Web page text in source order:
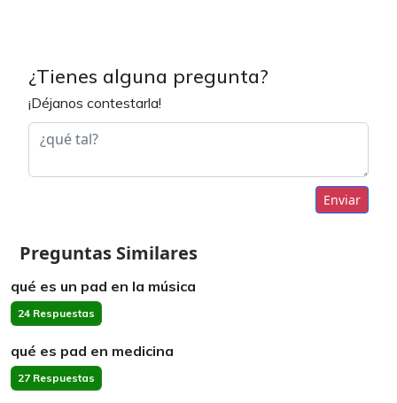
¿Tienes alguna pregunta?
¡Déjanos contestarla!
Enviar
Preguntas Similares
qué es un pad en la música
24 Respuestas
qué es pad en medicina
27 Respuestas